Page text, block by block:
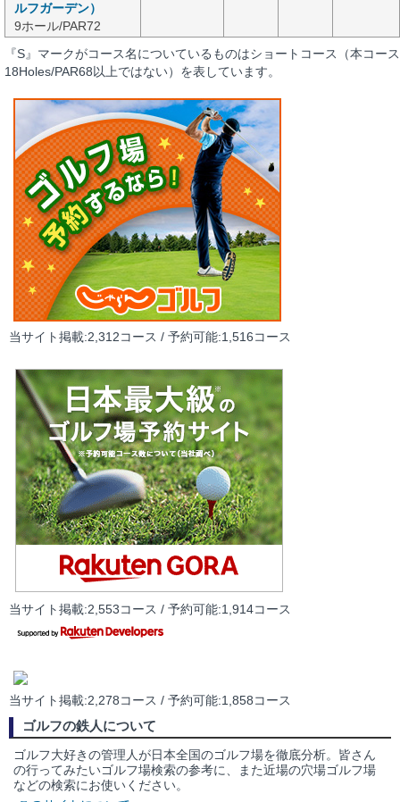
ルフガーデン）
9ホール/PAR72
『S』マークがコース名についているものはショートコース（本コース
18Holes/PAR68以上ではない）を表しています。
当サイト掲載:2,312コース / 予約可能:1,516コース
当サイト掲載:2,553コース / 予約可能:1,914コース
当サイト掲載:2,278コース / 予約可能:1,858コース
ゴルフの鉄人について
ゴルフ大好きの管理人が日本全国のゴルフ場を徹底分析。皆さん
の行ってみたいゴルフ場検索の参考に、また近場の穴場ゴルフ場
などの検索にお使いください。